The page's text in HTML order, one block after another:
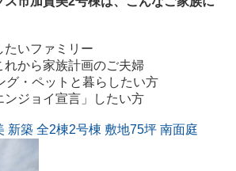
たいファミリー
れから家族計画のご夫婦
グ・ペットと暮らしたい方
ンジョイ宣言」したい方
新築 全2棟2号棟 敷地75坪 南面庭